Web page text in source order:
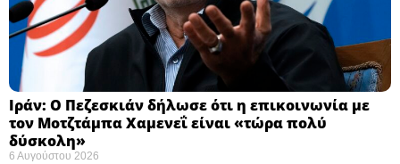
Ιράν: Ο Πεζεσκιάν δήλωσε ότι η επικοινωνία με
τον Μοτζτάμπα Χαμενεΐ είναι «τώρα πολύ
δύσκολη» ​
6 Αυγούστου 2026